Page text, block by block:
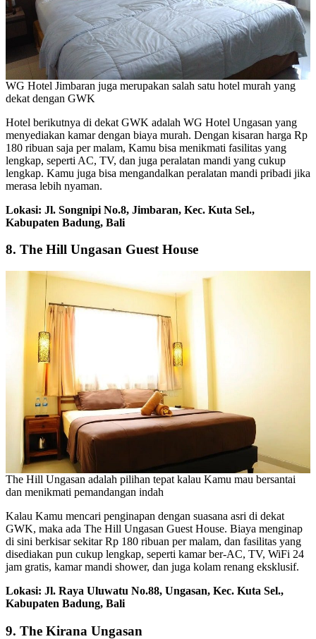
WG Hotel Jimbaran juga merupakan salah satu hotel murah yang
dekat dengan GWK
Hotel berikutnya di dekat GWK adalah WG Hotel Ungasan yang
menyediakan kamar dengan biaya murah. Dengan kisaran harga Rp
180 ribuan saja per malam, Kamu bisa menikmati fasilitas yang
lengkap, seperti AC, TV, dan juga peralatan mandi yang cukup
lengkap. Kamu juga bisa mengandalkan peralatan mandi pribadi jika
merasa lebih nyaman.
Lokasi: Jl. Songnipi No.8, Jimbaran, Kec. Kuta Sel.,
Kabupaten Badung, Bali
8. The Hill Ungasan Guest House
The Hill Ungasan adalah pilihan tepat kalau Kamu mau bersantai
dan menikmati pemandangan indah
Kalau Kamu mencari penginapan dengan suasana asri di dekat
GWK, maka ada The Hill Ungasan Guest House. Biaya menginap
di sini berkisar sekitar Rp 180 ribuan per malam, dan fasilitas yang
disediakan pun cukup lengkap, seperti kamar ber-AC, TV, WiFi 24
jam gratis, kamar mandi shower, dan juga kolam renang eksklusif.
Lokasi: Jl. Raya Uluwatu No.88, Ungasan, Kec. Kuta Sel.,
Kabupaten Badung, Bali
9. The Kirana Ungasan